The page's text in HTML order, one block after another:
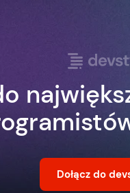
Dołącz do